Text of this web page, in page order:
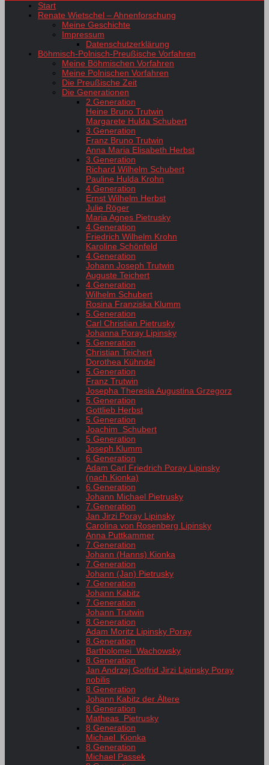
Start
Renate Wietschel – Ahnenforschung
Meine Geschichte
Impressum
Datenschutzerklärung
Böhmisch-Polnisch-Preußische Vorfahren
Meine Böhmischen Vorfahren
Meine Polnischen Vorfahren
Die Preußische Zeit
Die Generationen
2.Generation
Heine Bruno Trutwin
Margarete Hulda Schubert
3.Generation
Franz Bruno Trutwin
Anna Maria Elisabeth Herbst
3.Generation
Richard Wilhelm Schubert
Pauline Hulda Krohn
4.Generation
Ernst Wilhelm Herbst
Julie Röger
Maria Agnes Pietrusky
4.Generation
Friedrich Wilhelm Krohn
Karoline Schönfeld
4.Generation
Johann Joseph Trutwin
Auguste Teichert
4.Generation
Wilhelm Schubert
Rosina Franziska Klumm
5.Generation
Carl Christian Pietrusky
Johanna Poray Lipinsky
5.Generation
Christian Teichert
Dorothea Kühndel
5.Generation
Franz Trutwin
Josepha Theresia Augustina Grzegorz
5.Generation
Gottlieb Herbst
5.Generation
Joachim Schubert
5.Generation
Joseph Klumm
6.Generation
Adam Carl Friedrich Poray Lipinsky
(nach Kionka)
6.Generation
Johann Michael Pietrusky
7.Generation
Jan Jirzi Poray Lipinsky
Carolina von Rosenberg Lipinsky
Anna Puttkammer
7.Generation
Johann (Hanns) Kionka
7.Generation
Johann (Jan) Pietrusky
7.Generation
Johann Kabitz
7.Generation
Johann Trutwin
8.Generation
Adam Moritz Lipinsky Poray
8.Generation
Bartholomei Wachowsky
8.Generation
Jan Andrzej Gotfrid Jirzi Lipinsky Poray
nobilis
8.Generation
Johann Kabitz der Ältere
8.Generation
Matheas Pietrusky
8.Generation
Michael Kionka
8.Generation
Michael Passek